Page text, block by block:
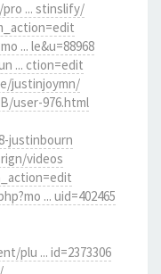
... stinslify/
... le&u=88968
... ction=edit
justinjoymn/
user-976.html
justinbourn
videos
... uid=402465
plu ... id=2373306